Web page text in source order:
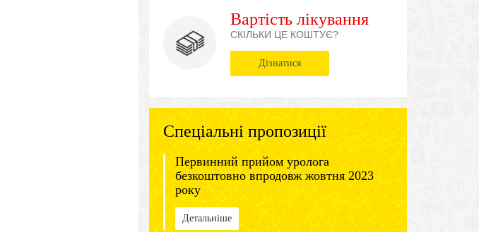
Вартість лікування
СКІЛЬКИ ЦЕ КОШТУЄ?
Дізнатися
Спеціальні пропозиції
Первинний прийом уролога
безкоштовно впродовж жовтня 2023
року
Детальніше